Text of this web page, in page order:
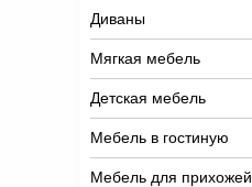
Диваны
Мягкая мебель
Детская мебель
Мебель в гостиную
Мебель для прихожей